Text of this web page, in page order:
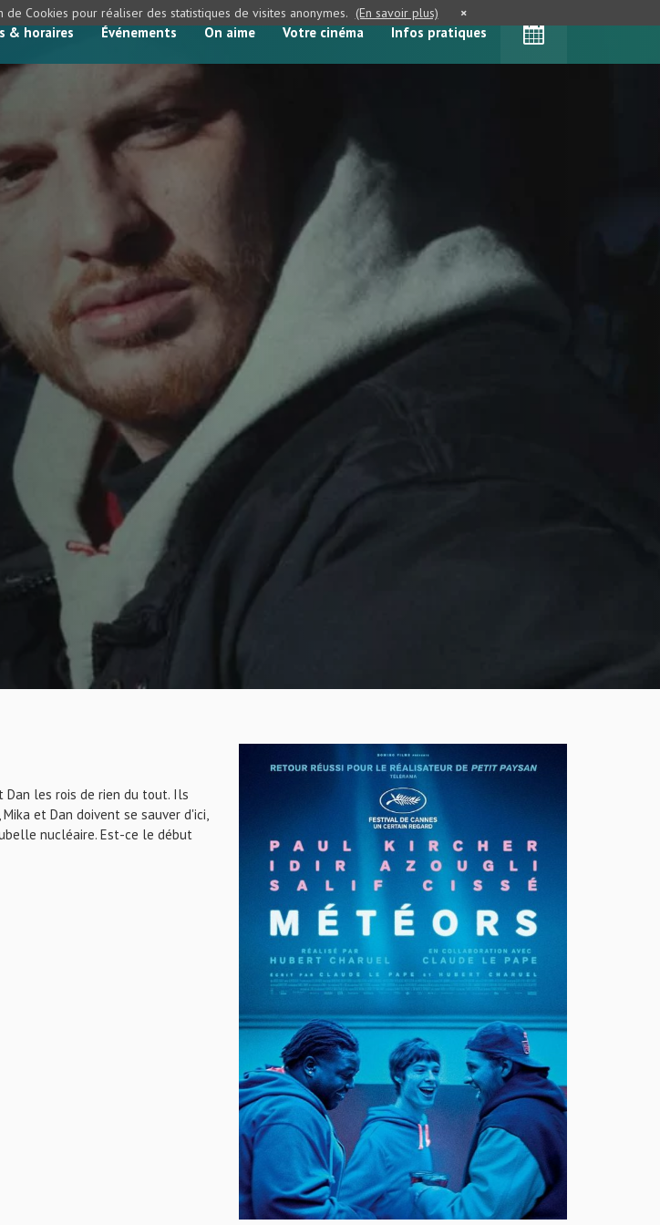
& horaires Événements On aime Votre cinéma Infos pratiques
Dan les rois de rien du tout. Ils
et Dan doivent se sauver d'ici,
nucléaire. Est-ce le début
Cookies pour réaliser des statistiques de visites anonymes. (En savoir plus) ×